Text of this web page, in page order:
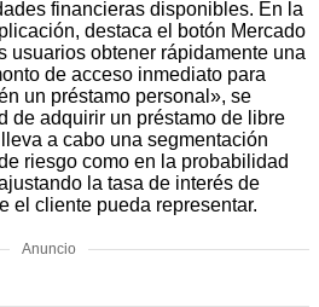
financieras disponibles. En la
destaca el botón Mercado
usuarios obtener rápidamente una
de acceso inmediato para
un préstamo personal», se
de adquirir un préstamo de libre
a cabo una segmentación
riesgo como en la probabilidad
la tasa de interés de
el cliente pueda representar.
Anuncio